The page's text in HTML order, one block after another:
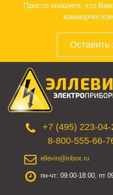
Просто опишите, что
Оставить
+7 (495) 223-04-
8-800-555-66-
ellevin@inbox.ru
пн-чт: 09:00-18:00, пт